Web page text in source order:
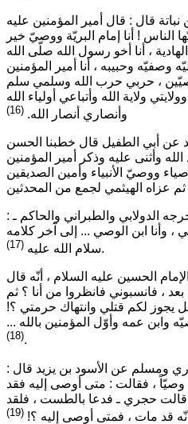
قال : قال أمير المؤمنين عليه
الناس ! أنا إمام البريّة ووصيّ خير
، أنا أخو رسول الله صلّى الله
وصفيّه وحبيبه ، أنا أمير المؤمنين
، حربي حرب الله وسلمي سلم
ولاية الله وأتباعي أولياء الله
وأنصاري أنصار الله. (16)
عن أبي الطفيل قال خطبنا الحسن
وأثنى عليه وذكر أمير المؤمنين
ووصيّ الأنبياء وأمين الصديقين
الدولابي والطبراني والحاكم ـ :
، وأنا ابن الوصي ... إلى آخر كلامه
سلام الله عليه (17) .
الحسين عليه السلام ، أنّه قال
بعد ، فانسبوني فانظروا من أنا ؟ ثم
يجوز لكم قتلي وانتهاك حرمتي ؟!
وابن عمه وأوّل المؤمنين بالله ...
(18).
ومسلم عن الأسود بن يزيد قال :
وصيّاً ، فقالت : متى أوصى إليه فقد
حجري ـ فدعا بالطست ، فلقد
قد مات ، فمتى أوصى إليه ؟! (19)